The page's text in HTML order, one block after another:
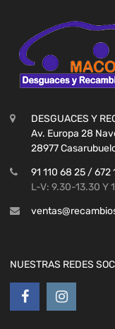
DESGUACES Y
Av. Europa 28
28977
91 110 68 25 / 672
L-V: 9.30-13.30 Y
NUESTRAS REDES